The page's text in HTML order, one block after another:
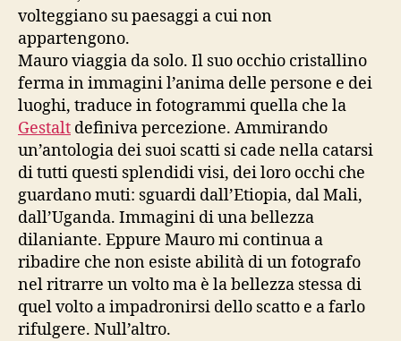
volteggiano su paesaggi a cui non
appartengono.
Mauro viaggia da solo. Il suo occhio cristallino
ferma in immagini l’anima delle persone e dei
luoghi, traduce in fotogrammi quella che la
Gestalt definiva percezione. Ammirando
un’antologia dei suoi scatti si cade nella catarsi
di tutti questi splendidi visi, dei loro occhi che
guardano muti: sguardi dall’Etiopia, dal Mali,
dall’Uganda. Immagini di una bellezza
dilaniante. Eppure Mauro mi continua a
ribadire che non esiste abilità di un fotografo
nel ritrarre un volto ma è la bellezza stessa di
quel volto a impadronirsi dello scatto e a farlo
rifulgere. Null’altro.